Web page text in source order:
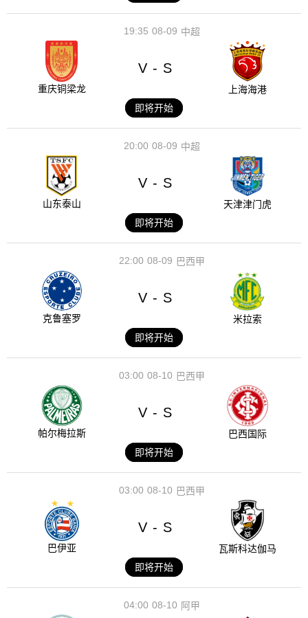
08-09
19:35 中超
重庆铜梁龙
V - S
上海海港
即将开始
08-09
20:00 中超
山东泰山
V - S
天津津门虎
即将开始
08-09
22:00 巴西甲
克鲁塞罗
V - S
米拉索
即将开始
08-10
03:00 巴西甲
帕尔梅拉斯
V - S
巴西国际
即将开始
08-10
03:00 巴西甲
巴伊亚
V - S
瓦斯科达伽马
即将开始
08-10
04:00 阿甲